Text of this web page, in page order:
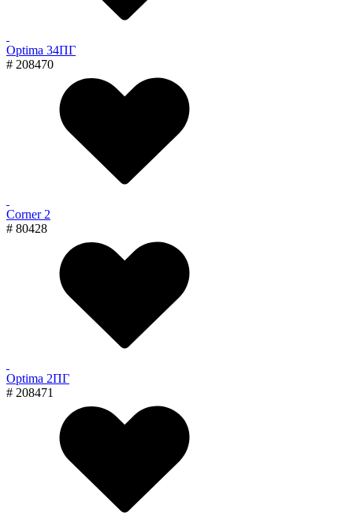
Optima 34ПГ
# 208470
Corner 2
# 80428
Optima 2ПГ
# 208471